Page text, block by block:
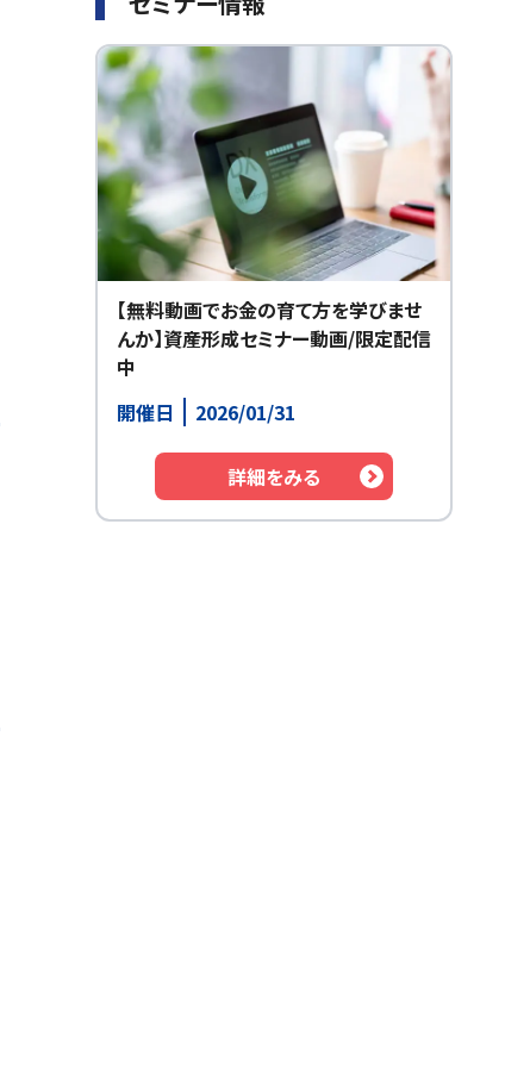
【無料動画でお金の育て方を学びませ
んか】資産形成セミナー動画/限定配信
中
開催日
2026/01/31
詳細をみる